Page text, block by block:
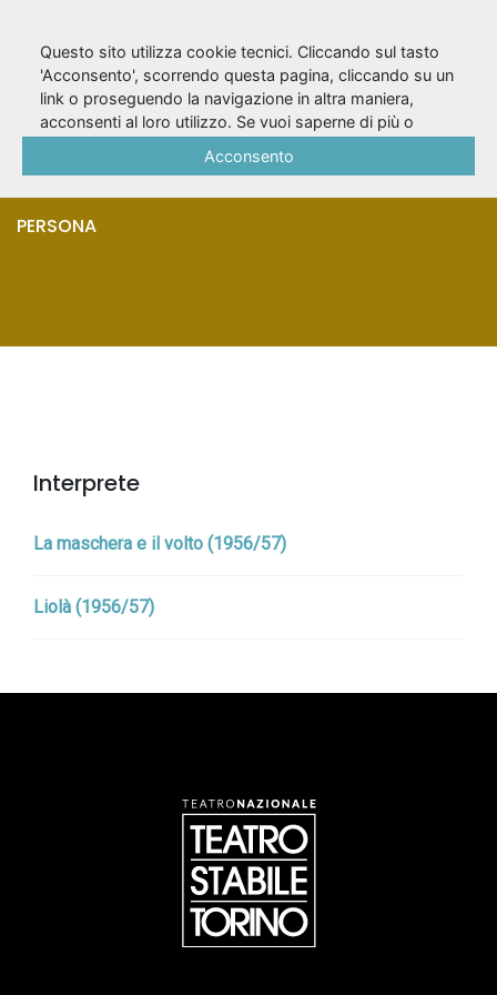
Di Giovanni,
Giovanni
PERSONA
Interprete
La maschera e il volto (1956/57)
Liolà (1956/57)
Questo sito utilizza cookie tecnici. Cliccando sul tasto
'Acconsento', scorrendo questa pagina, cliccando su un
link o proseguendo la navigazione in altra maniera,
acconsenti al loro utilizzo. Se vuoi saperne di più o
Acconsento